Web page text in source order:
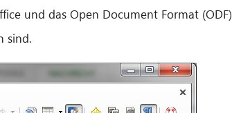
und das Open Document Format
sind.